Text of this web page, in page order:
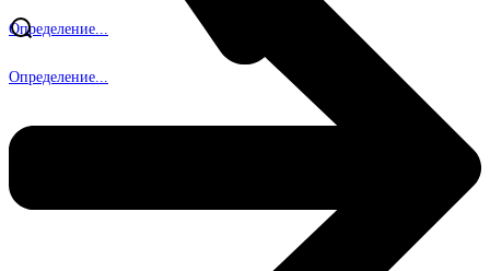
Определение...
Определение...